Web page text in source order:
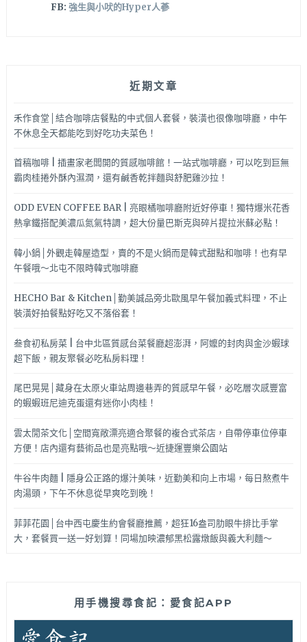
FB: 強生與小吠的Hyper人蔘
近期文章
禾作食堂│結合咖啡店餐點的中式個人套餐，裝潢也很像咖啡廳，中午
不休息全天都能吃到好吃功夫菜色！
首稿咖啡 | 插畫家老闆開的質感咖啡館！一站式咖啡廳，可以吃到巨無
霸肉桂捲外酥內濕潤，還有鹹香乾拌麵與舒肥雞沙拉！
ODD EVEN COFFEE BAR | 亮眼橘咖啡廳附近好停車！獨特爆米花香
熱拿鐵搭配美濃瓜氮氣特調，超大份量巴斯克與碎片提拉米蘇必點！
韓小鍋│外觀走韓屋造型，賣的不是火鍋而是韓式甜點和咖啡！也有早
午餐哦～北屯不限時韓式咖啡廳
HECHO Bar & Kitchen│勤美誠品旁北歐風早午餐加義式料理，不止
裝潢好拍餐點好吃又不落俗套！
叁食初私房菜 | 台中北區質感台菜餐廳超澎湃，阿嬤的封肉與金沙蝦球
超下飯，親友聚餐必吃私房料理！
尾巴晃晃│藏身在太原火車站周邊巷弄的質感早午餐，必吃層次感豐富
的蝦蝦班尼迪克蛋還有迷你小肉桂！
雲太閒茶文化│空間寬敞漂亮適合聚餐的複合式茶店，自帶停車位停車
方便！店內還有藝術品也是亮點哦～近捷運豐樂公園站
牛谷牛肉麵 | 隱身公正路的爆汁美味，近勤美和向上市場，每日熬煮牛
肉湯頭，下午不休息從早爽吃到晚！
菲菲花園│台中西屯慶生約會餐廳推薦，超狂16盎司肋眼牛排比手掌
大，套餐買一送一好划算！同場加映濃郁黑松露燉飯與義大利麵～
用手機搜尋食記：愛食記APP